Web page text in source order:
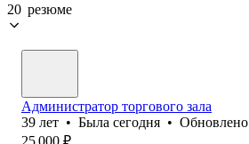
20 резюме
Администратор торгового зала
39 лет • Была сегодня • Обновлено
25 000 ₽